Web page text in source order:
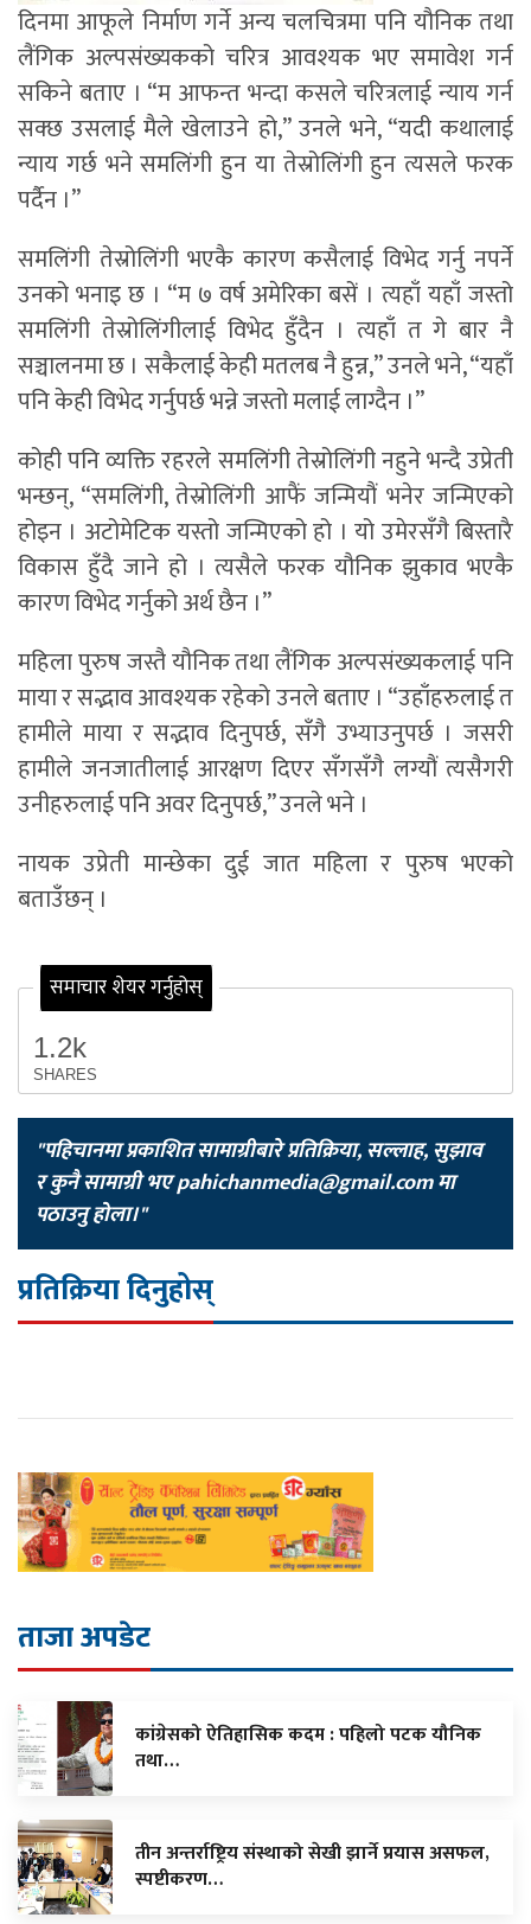
दिनमा आफूले निर्माण गर्ने अन्य चलचित्रमा पनि यौनिक तथा
लैंगिक अल्पसंख्यकको चरित्र आवश्यक भए समावेश गर्न
सकिने बताए । “म आफन्त भन्दा कसले चरित्रलाई न्याय गर्न
सक्छ उसलाई मैले खेलाउने हो,” उनले भने, “यदी कथालाई
न्याय गर्छ भने समलिंगी हुन या तेस्रोलिंगी हुन त्यसले फरक
पर्दैन ।”
समलिंगी तेस्रोलिंगी भएकै कारण कसैलाई विभेद गर्नु नपर्ने
उनको भनाइ छ । “म ७ वर्ष अमेरिका बसें । त्यहाँ यहाँ जस्तो
समलिंगी तेस्रोलिंगीलाई विभेद हुँदैन । त्यहाँ त गे बार नै
सञ्चालनमा छ । सकैलाई केही मतलब नै हुन्न,” उनले भने, “यहाँ
पनि केही विभेद गर्नुपर्छ भन्ने जस्तो मलाई लाग्दैन ।”
कोही पनि व्यक्ति रहरले समलिंगी तेस्रोलिंगी नहुने भन्दै उप्रेती
भन्छन्, “समलिंगी, तेस्रोलिंगी आफैं जन्मियौं भनेर जन्मिएको
होइन । अटोमेटिक यस्तो जन्मिएको हो । यो उमेरसँगै बिस्तारै
विकास हुँदै जाने हो । त्यसैले फरक यौनिक झुकाव भएकै
कारण विभेद गर्नुको अर्थ छैन ।”
महिला पुरुष जस्तै यौनिक तथा लैंगिक अल्पसंख्यकलाई पनि
माया र सद्भाव आवश्यक रहेको उनले बताए । “उहाँहरुलाई त
हामीले माया र सद्भाव दिनुपर्छ, सँगै उभ्याउनुपर्छ । जसरी
हामीले जनजातीलाई आरक्षण दिएर सँगसँगै लग्यौं त्यसैगरी
उनीहरुलाई पनि अवर दिनुपर्छ,” उनले भने ।
नायक उप्रेती मान्छेका दुई जात महिला र पुरुष भएको
बताउँछन् ।
समाचार शेयर गर्नुहोस्
1.2k
SHARES
"पहिचानमा प्रकाशित सामाग्रीबारे प्रतिक्रिया, सल्लाह, सुझाव
र कुनै सामाग्री भएpahichanmedia@gmail.comमा
पठाउनु होला।"
प्रतिक्रिया दिनुहोस्
ताजा अपडेट
कांग्रेसको ऐतिहासिक कदम : पहिलो पटक यौनिक
तथा…
तीन अन्तर्राष्ट्रिय संस्थाको सेखी झार्ने प्रयास असफल,
स्पष्टीकरण…